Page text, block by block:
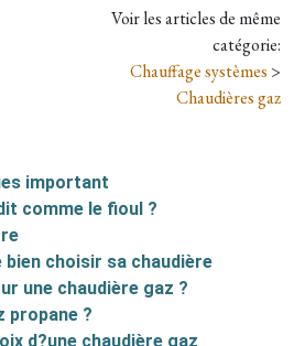
Voir les articles de même
catégorie:
Chauffage systèmes >
Chaudières gaz
important
comme le fioul ?
choisir sa chaudière
une chaudière gaz ?
propane ?
d?une chaudière gaz